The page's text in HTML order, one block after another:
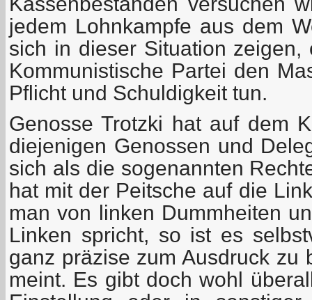
jedem Lohnkampfe aus dem
sich in dieser Situation
Kommunistische Partei den
Pflicht und Schuldigkeit tun.
Genosse Trotzki hat auf dem
diejenigen Genossen und
sich als die sogenannten
hat mit der Peitsche auf die
man von linken Dummheiten
Linken spricht, so ist es
ganz präzise zum Ausdruck zu
meint. Es gibt doch wohl